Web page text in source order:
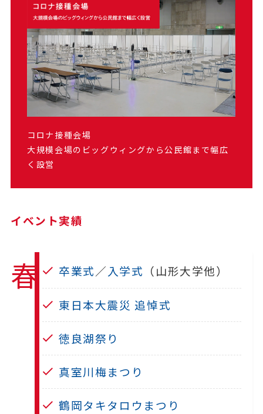
コロナ接種会場
大規模会場のビッグウィングから公民館まで幅広
く設営
イベント実績
春 卒業式／入学式 （山形大学他）
東日本大震災 追悼式
徳良湖祭り
真室川梅まつり
鶴岡タキタロウまつり